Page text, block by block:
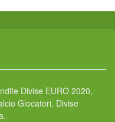
Divise EURO 2020,
Giocatori, Divise